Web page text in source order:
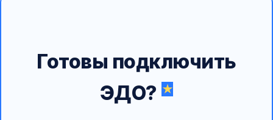
Готовы подключить
ЭДО?